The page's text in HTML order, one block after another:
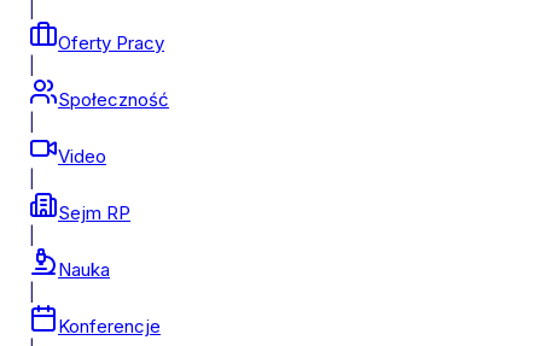
Oferty Pracy
Społeczność
Video
Sejm RP
Nauka
Konferencje